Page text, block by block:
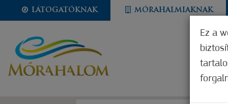
LÁTOGATÓKNAK MÓRAHALMIAKNAK
Ez a